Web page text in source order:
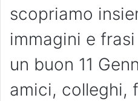
scopriamo
immagini e
un buon 11
amici, colleghi,